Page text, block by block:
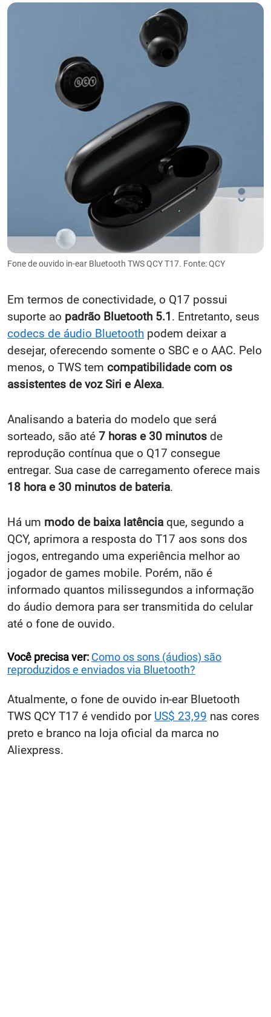
Fone de ouvido in-ear Bluetooth TWS QCY T17. Fonte: QCY
Em termos de conectividade, o Q17 possui
suporte ao padrão Bluetooth 5.1. Entretanto, seus
codecs de áudio Bluetooth podem deixar a
desejar, oferecendo somente o SBC e o AAC. Pelo
menos, o TWS tem compatibilidade com os
assistentes de voz Siri e Alexa.
Analisando a bateria do modelo que será
sorteado, são até 7 horas e 30 minutos de
reprodução contínua que o Q17 consegue
entregar. Sua case de carregamento oferece mais
18 hora e 30 minutos de bateria.
Há um modo de baixa latência que, segundo a
QCY, aprimora a resposta do T17 aos sons dos
jogos, entregando uma experiência melhor ao
jogador de games mobile. Porém, não é
informado quantos milissegundos a informação
do áudio demora para ser transmitida do celular
até o fone de ouvido.
Você precisa ver: Como os sons (áudios) são
reproduzidos e enviados via Bluetooth?
Atualmente, o fone de ouvido in-ear Bluetooth
TWS QCY T17 é vendido por US$ 23,99 nas cores
preto e branco na loja oficial da marca no
Aliexpress.